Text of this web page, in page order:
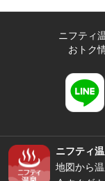
ニフティ
おトク
ニフティ
地図から